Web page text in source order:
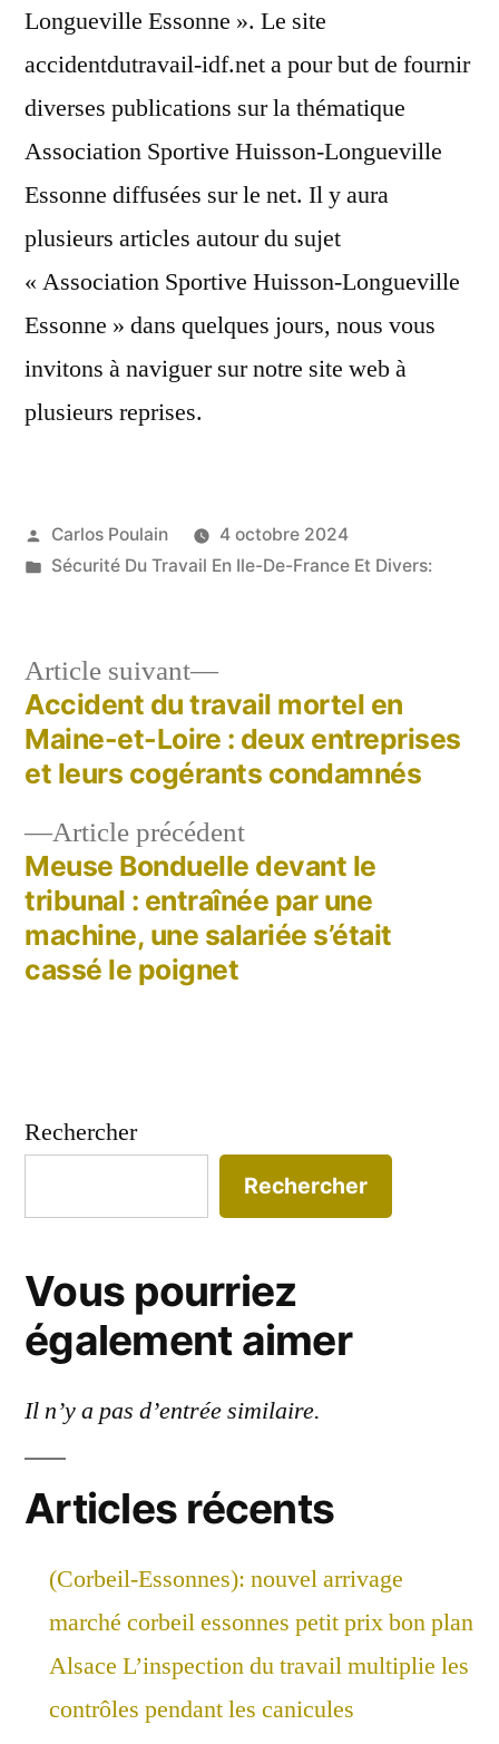
Longueville Essonne ». Le site
accidentdutravail-idf.net a pour but de fournir
diverses publications sur la thématique
Association Sportive Huisson-Longueville
Essonne diffusées sur le net. Il y aura
plusieurs articles autour du sujet
« Association Sportive Huisson-Longueville
Essonne » dans quelques jours, nous vous
invitons à naviguer sur notre site web à
plusieurs reprises.
Publié
par
Carlos Poulain
4 octobre 2024
Publié
Sécurité Du Travail En Ile-De-France Et Divers:
Navigation
de
l’article
Article précédentArticle
précédent :
Meuse Bonduelle devant le
tribunal : entraînée par une
machine, une salariée s’était
cassé le poignet
Article suivant
Article
suivant :
Accident du travail mortel en
Maine-et-Loire : deux entreprises
et leurs cogérants condamnés
Rechercher
Rechercher
Vous pourriez
également aimer
Il n’y a pas d’entrée similaire.
Articles récents
(Corbeil-Essonnes): nouvel arrivage
marché corbeil essonnes petit prix bon plan
Alsace L’inspection du travail multiplie les
contrôles pendant les canicules